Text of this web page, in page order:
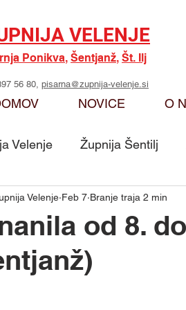
VELENJE
Ponikva, Šentjanž, Št. Ilj
56 80, pisarna@zupnija-velenje.si
NOVICE O
Velenje Župnija Šentilj
sv. Jožefa Oznanila
delo Skupina - Ključarji
od 8.
Velenje Feb 7 Branje traja 2 min